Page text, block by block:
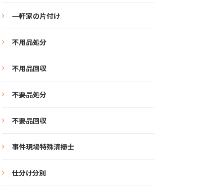
一軒家の片付け
不用品処分
不用品回収
不要品処分
不要品回収
事件現場特殊清掃士
仕分け分別